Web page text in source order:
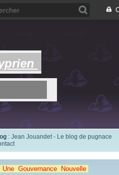
: Jean Jouandet - Le blog de pugnace
Une Gouvernance Nouvelle